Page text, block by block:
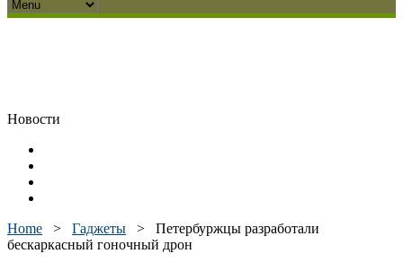
Новости
Home > Гаджеты > Петербуржцы разработали
бескаркасный гоночный дрон